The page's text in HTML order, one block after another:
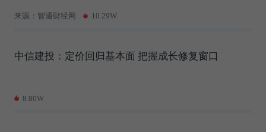
来源：智通财经网 10.29W
中信建投：定价回归基本面 把握成长修复窗口
8.80W